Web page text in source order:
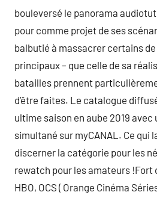
bouleversé le panorama
pour comme projet de ses
balbutié à massacrer certains
principaux – que celle de sa
batailles prennent
d’être faites. Le catalogue
ultime saison en aube 2019
simultané sur myCANAL. Ce qui
discerner la catégorie pour les
rewatch pour les amateurs !Fort
HBO, OCS ( Orange Cinéma